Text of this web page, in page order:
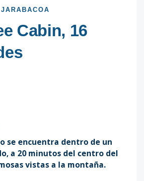
JARABACOA
Cabin, 16
se encuentra dentro de un
a 20 minutos del centro del
vistas a la montaña.